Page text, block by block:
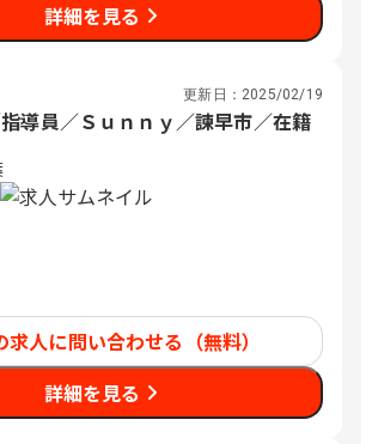
詳細を見る
更新日： 2025/02/19
指導員／Ｓｕｎｎｙ／諫早市／在籍
求人に問い合わせる（無料）
詳細を見る